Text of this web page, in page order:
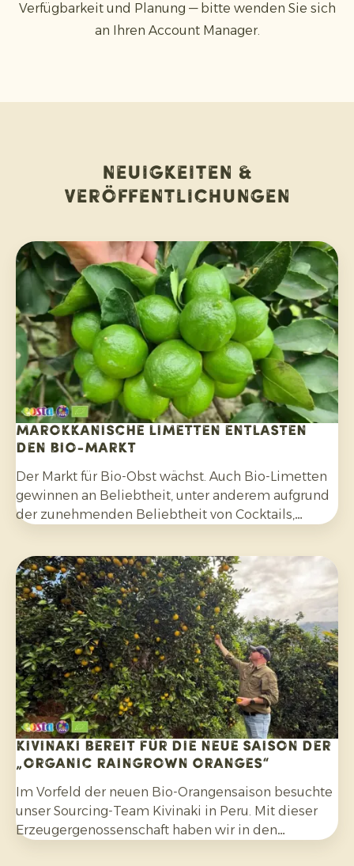
Verfügbarkeit und Planung — bitte wenden Sie sich
an Ihren Account Manager.
Neuigkeiten &
Veröffentlichungen
Marokkanische Limetten entlasten
den Bio-Markt
Der Markt für Bio-Obst wächst. Auch Bio-Limetten
gewinnen an Beliebtheit, unter anderem aufgrund
der zunehmenden Beliebtheit von Cocktails,
durch die breitere Verwendung in Salaten, Currys
und anderen Gerichten. Darüber hinaus
entscheiden sich Verbraucher bewusster für
Zitrusfrüchte, die ohne synthetische Pestizide
angebaut und nach der Ernte nicht mit Fungiziden
behandelt wurden.
Kivinaki bereit für die neue Saison der
„Organic Raingrown Oranges“
Im Vorfeld der neuen Bio-Orangensaison besuchte
unser Sourcing-Team Kivinaki in Peru. Mit dieser
Erzeugergenossenschaft haben wir in den